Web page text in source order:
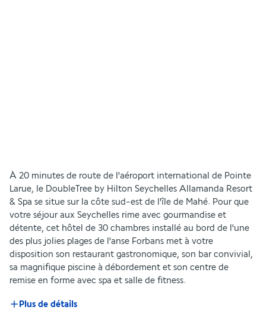
À 20 minutes de route de l'aéroport international de Pointe
Larue, le DoubleTree by Hilton Seychelles Allamanda Resort
& Spa se situe sur la côte sud-est de l'île de Mahé. Pour que
votre séjour aux Seychelles rime avec gourmandise et
détente, cet hôtel de 30 chambres installé au bord de l'une
des plus jolies plages de l'anse Forbans met à votre
disposition son restaurant gastronomique, son bar convivial,
sa magnifique piscine à débordement et son centre de
remise en forme avec spa et salle de fitness.
Plus de détails